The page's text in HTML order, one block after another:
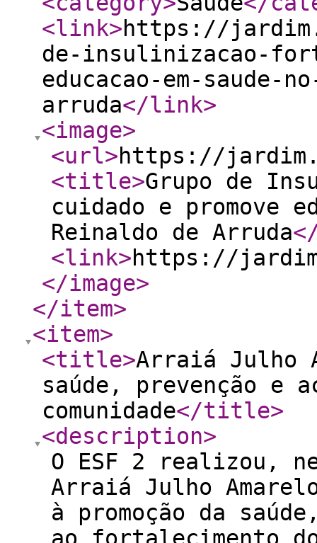
<link>https://
de-insulinizacao-
educacao-em-saude-
arruda</link>
<image>
<url>https://
<title>Grupo de
cuidado e promove
Reinaldo de Arruda
<link>https://
</image>
</item>
<item>
<title>Arraiá Julho
saúde, prevenção e
comunidade</title>
<description>
O ESF 2 realizou,
Arraiá Julho
à promoção da